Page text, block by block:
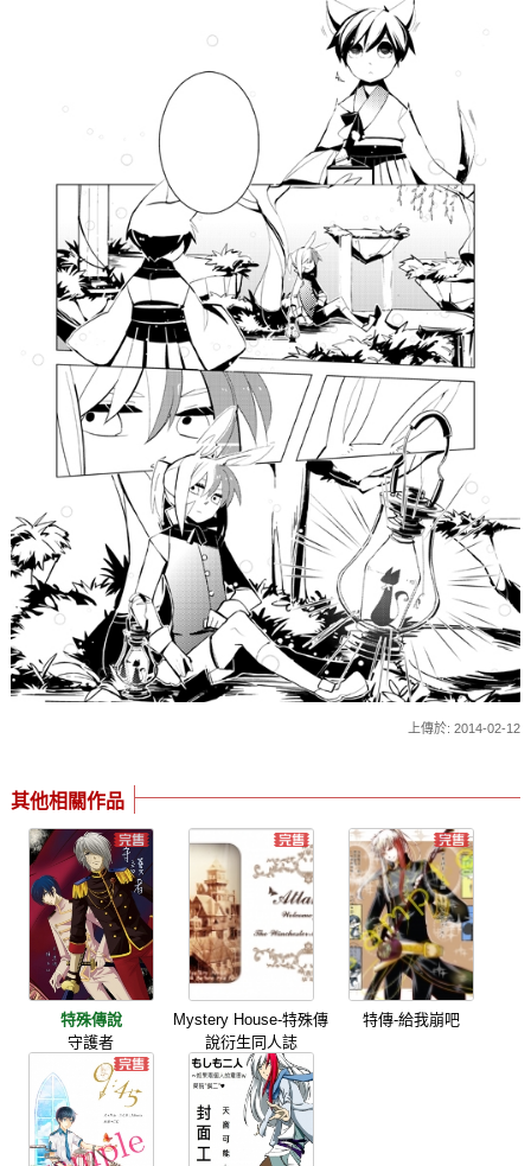
上傳於: 2014-02-12
其他相關作品
特殊傳說
守護者
Mystery House-特殊傳
說衍生同人誌
特傳-給我崩吧